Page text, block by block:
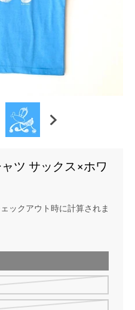
ツ サックス×ホワ
ックアウト時に計算されま